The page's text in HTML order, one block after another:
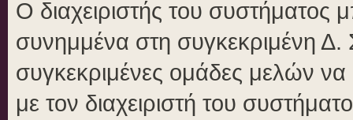
Ο διαχειριστής του συστήματος
συνημμένα στη συγκεκριμένη
συγκεκριμένες ομάδες μελών
με τον διαχειριστή του